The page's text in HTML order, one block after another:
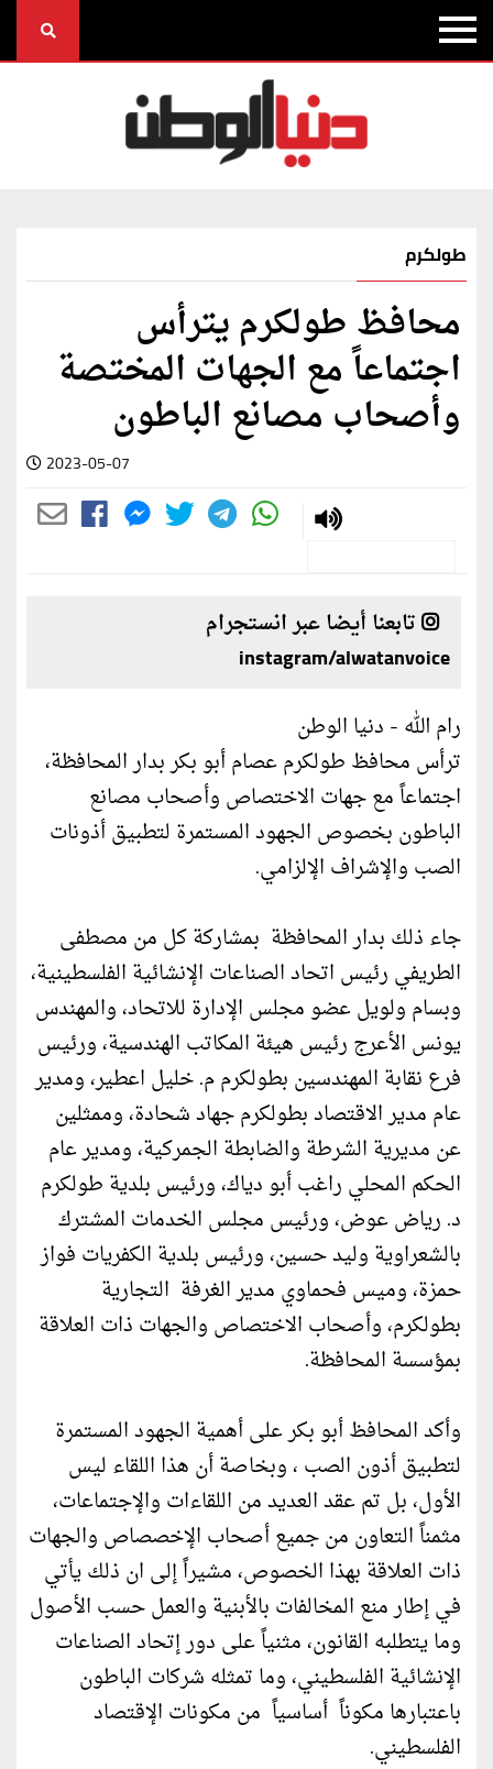
طولكرم
محافظ طولكرم يترأس
اجتماعاً مع الجهات المختصة
وأصحاب مصانع الباطون
2023-05-07
تابعنا أيضا عبر انستجرام
instagram/alwatanvoice
رام الله - دنيا الوطن
ترأس محافظ طولكرم عصام أبو بكر بدار المحافظة،
اجتماعاً مع جهات الاختصاص وأصحاب مصانع
الباطون بخصوص الجهود المستمرة لتطبيق أذونات
الصب والإشراف الإلزامي.
جاء ذلك بدار المحافظة بمشاركة كل من مصطفى
الطريفي رئيس اتحاد الصناعات الإنشائية الفلسطينية،
وبسام ولويل عضو مجلس الإدارة للاتحاد، والمهندس
يونس الأعرج رئيس هيئة المكاتب الهندسية، ورئيس
فرع نقابة المهندسين بطولكرم م. خليل اعطير، ومدير
عام مدير الاقتصاد بطولكرم جهاد شحادة، وممثلين
عن مديرية الشرطة والضابطة الجمركية، ومدير عام
الحكم المحلي راغب أبو دياك، ورئيس بلدية طولكرم
د. رياض عوض، ورئيس مجلس الخدمات المشترك
بالشعراوية وليد حسين، ورئيس بلدية الكفريات فواز
حمزة، وميس فحماوي مدير الغرفة التجارية
بطولكرم، وأصحاب الاختصاص والجهات ذات العلاقة
بمؤسسة المحافظة.
وأكد المحافظ أبو بكر على أهمية الجهود المستمرة
لتطبيق أذون الصب ، وبخاصة أن هذا اللقاء ليس
الأول، بل تم عقد العديد من اللقاءات والإجتماعات،
مثمناً التعاون من جميع أصحاب الإخصصاص والجهات
ذات العلاقة بهذا الخصوص، مشيراً إلى ان ذلك يأتي
في إطار منع المخالفات بالأبنية والعمل حسب الأصول
وما يتطلبه القانون، مثنياً على دور إتحاد الصناعات
الإنشائية الفلسطيني، وما تمثله شركات الباطون
باعتبارها مكوناً أساسياً من مكونات الإقتصاد
الفلسطيني.